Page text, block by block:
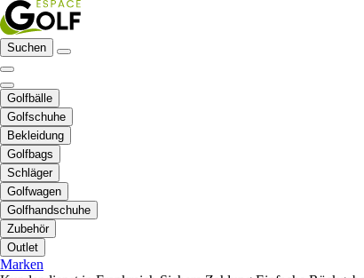
Suchen
Golfbälle
Golfschuhe
Bekleidung
Golfbags
Schläger
Golfwagen
Golfhandschuhe
Zubehör
Outlet
Marken